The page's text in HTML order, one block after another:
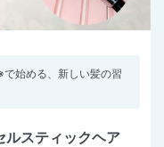
始める、新しい髪の習
ルスティックヘア